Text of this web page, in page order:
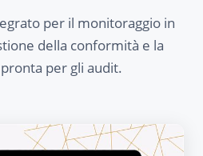
per il monitoraggio in
della conformità e la
per gli audit.